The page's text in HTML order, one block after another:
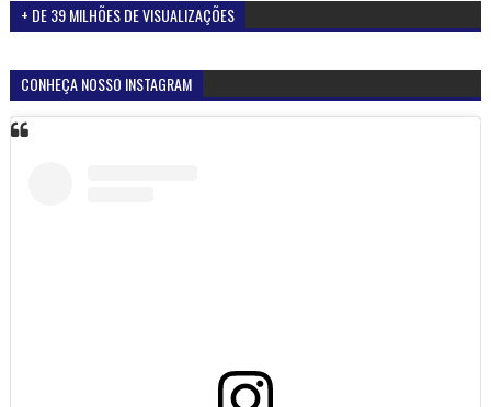
+ DE 39 MILHÕES DE VISUALIZAÇÕES
CONHEÇA NOSSO INSTAGRAM